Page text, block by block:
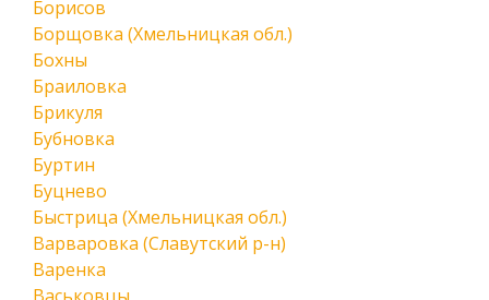
Борисов
Борщовка (Хмельницкая обл.)
Бохны
Браиловка
Брикуля
Бубновка
Буртин
Буцнево
Быстрица (Хмельницкая обл.)
Варваровка (Славутский р-н)
Варенка